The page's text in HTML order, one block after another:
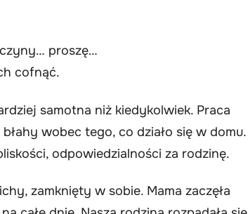
proszę…
cofnąć.
samotna niż kiedykolwiek. Praca
wobec tego, co działo się w domu.
odpowiedzialności za rodzinę.
zamknięty w sobie. Mama zaczęła